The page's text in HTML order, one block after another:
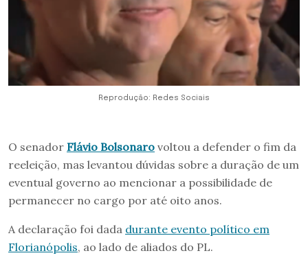
Reprodução: Redes Sociais
O senador Flávio Bolsonaro voltou a defender o fim da
reeleição, mas levantou dúvidas sobre a duração de um
eventual governo ao mencionar a possibilidade de
permanecer no cargo por até oito anos.
A declaração foi dada durante evento político em
Florianópolis, ao lado de aliados do PL.